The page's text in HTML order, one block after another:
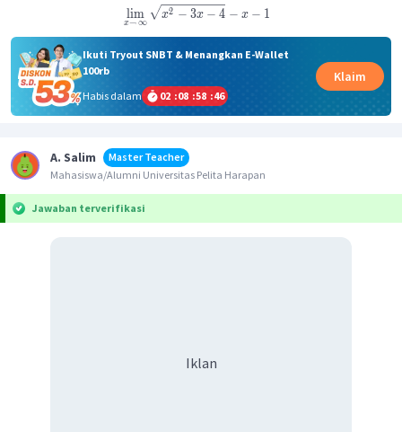
x→∞
lim x2 − 3x − 4 − x − 1
Ikuti Tryout SNBT & Menangkan E-Wallet
100rb
Habis dalam
02 :08 :58 :46
Klaim
A. Salim
Master Teacher
Mahasiswa/Alumni Universitas Pelita Harapan
Jawaban terverifikasi
Iklan